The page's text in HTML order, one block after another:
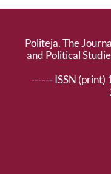
Politeja. The
and Political
------ ISSN (print)